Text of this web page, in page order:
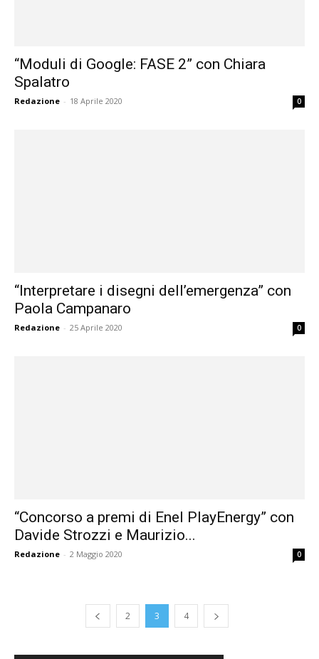
“Moduli di Google: FASE 2” con Chiara
Spalatro
Redazione - 18 Aprile 2020 0
“Interpretare i disegni dell’emergenza” con
Paola Campanaro
Redazione - 25 Aprile 2020 0
“Concorso a premi di Enel PlayEnergy” con
Davide Strozzi e Maurizio...
Redazione - 2 Maggio 2020 0
2 3 4